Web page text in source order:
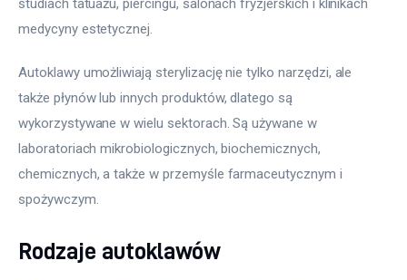
studiach tatuażu, piercingu, salonach fryzjerskich i klinikach
medycyny estetycznej.
Autoklawy umożliwiają sterylizację nie tylko narzędzi, ale
także płynów lub innych produktów, dlatego są
wykorzystywane w wielu sektorach. Są używane w
laboratoriach mikrobiologicznych, biochemicznych,
chemicznych, a także w przemyśle farmaceutycznym i
spożywczym.
Rodzaje autoklawów